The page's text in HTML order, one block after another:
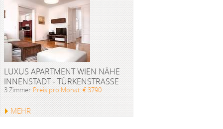
LUXUS APARTMENT WIEN NÄHE
INNENSTADT - TÜRKENSTRASSE
3 Zimmer Preis pro Monat: € 3790
MEHR